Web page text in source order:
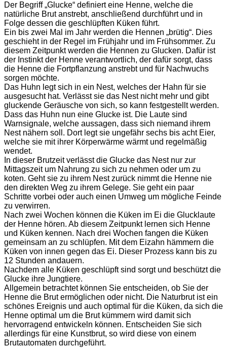
Der Begriff „Glucke“ definiert eine Henne, welche die
natürliche Brut anstrebt, anschließend durchführt und in
Folge dessen die geschlüpften Küken führt.
Ein bis zwei Mal im Jahr werden die Hennen „brütig“. Dies
geschieht in der Regel im Frühjahr und im Frühsommer. Zu
diesem Zeitpunkt werden die Hennen zu Glucken. Dafür ist
der Instinkt der Henne verantwortlich, der dafür sorgt, dass
die Henne die Fortpflanzung anstrebt und für Nachwuchs
sorgen möchte.
Das Huhn legt sich in ein Nest, welches der Hahn für sie
ausgesucht hat. Verlässt sie das Nest nicht mehr und gibt
gluckende Geräusche von sich, so kann festgestellt werden.
Dass das Huhn nun eine Glucke ist. Die Laute sind
Warnsignale, welche aussagen, dass sich niemand ihrem
Nest nähern soll. Dort legt sie ungefähr sechs bis acht Eier,
welche sie mit ihrer Körperwärme wärmt und regelmäßig
wendet.
In dieser Brutzeit verlässt die Glucke das Nest nur zur
Mittagszeit um Nahrung zu sich zu nehmen oder um zu
koten. Geht sie zu ihrem Nest zurück nimmt die Henne nie
den direkten Weg zu ihrem Gelege. Sie geht ein paar
Schritte vorbei oder auch einen Umweg um mögliche Feinde
zu verwirren.
Nach zwei Wochen können die Küken im Ei die Glucklaute
der Henne hören. Ab diesem Zeitpunkt lernen sich Henne
und Küken kennen. Nach drei Wochen fangen die Küken
gemeinsam an zu schlüpfen. Mit dem Eizahn hämmern die
Küken von innen gegen das Ei. Dieser Prozess kann bis zu
12 Stunden andauern.
Nachdem alle Küken geschlüpft sind sorgt und beschützt die
Glucke ihre Jungtiere.
Allgemein betrachtet können Sie entscheiden, ob Sie der
Henne die Brut ermöglichen oder nicht. Die Naturbrut ist ein
schönes Ereignis und auch optimal für die Küken, da sich die
Henne optimal um die Brut kümmern wird damit sich
hervorragend entwickeln können. Entscheiden Sie sich
allerdings für eine Kunstbrut, so wird diese von einem
Brutautomaten durchgeführt.